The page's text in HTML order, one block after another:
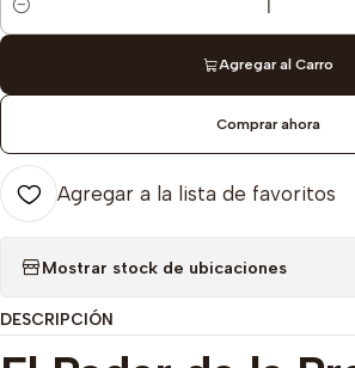
Cantidad
Agregar al Carro
Comprar ahora
Agregar a la lista de favoritos
Mostrar stock de ubicaciones
DESCRIPCIÓN